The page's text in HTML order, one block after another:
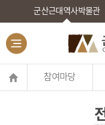
군산근대역사박물관
참여마당